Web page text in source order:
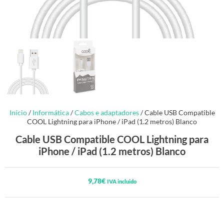
Início/ Informática/Cabos e adaptadores/ Cable USB Compatible
COOL Lightning para iPhone / iPad (1.2 metros) Blanco
Cable USB Compatible COOL Lightning para
iPhone / iPad (1.2 metros) Blanco
9,78€ IVA incluido